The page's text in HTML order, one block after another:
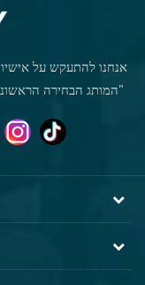
אנחנו להתעקש על
"המותג הבחירה